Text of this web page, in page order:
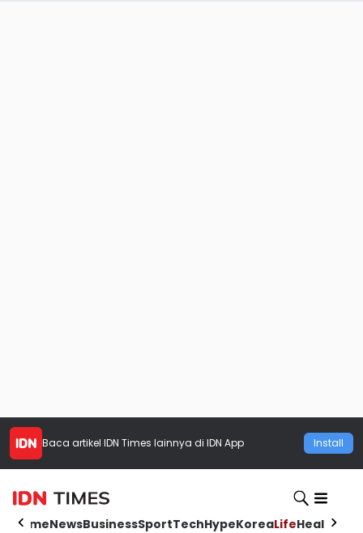
Baca artikel IDN Times lainnya di IDN App Install
HomeNewsBusinessSportTechHypeKoreaLifeHealth